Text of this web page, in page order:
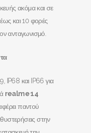
ακόμα και σε
και 10 φορές
ανταγωνισμό.
IP68 και IP66 για
realme14
παντού
στην